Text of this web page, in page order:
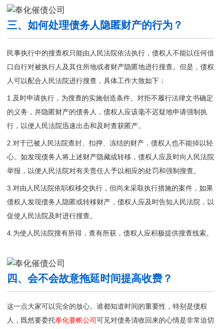
三、如何处理债务人隐匿财产的行为？
民事执行中的搜查权只能由人民法院依法执行，债权人不能以任何借
口自行对被执行人及其住所地或者财产隐匿地进行搜查。但是，债权
人可以配合人民法院进行搜查，具体工作大致如下：
1.及时申请执行，为搜查的实施创造条件。对拒不履行法律文书确定
的义务，并隐匿财产的债务人，债权人应该毫不迟疑地申请强制执
行，以便人民法院迅速出击和及时查获匿产。
2.对于已被人民法院查封、扣押、冻结的财产，债权人也不能掉以轻
心。如发现债务人将上述财产隐藏或转移，债权人应及时向人民法院
举报，以便人民法院对有关责任人予以相应的处罚和强制搜查。
3.对由人民法院依职权移交执行，但尚未采取执行措施的案件，如果
债权人发现债务人隐匿或转移财产，债权人应及时告知人民法院，以
促使人民法院及时进行搜查。
4.为使人民法院搜有所得，查有所获，债权人应积极提供搜查线索。
四、会不会故意拖延时间提高收费？
这一点大家可以完全的放心。谁都知道时间的重要性，特别是债权
人，既然要委托奉化要帐公司可见对债务清收回来的心情是非常迫切